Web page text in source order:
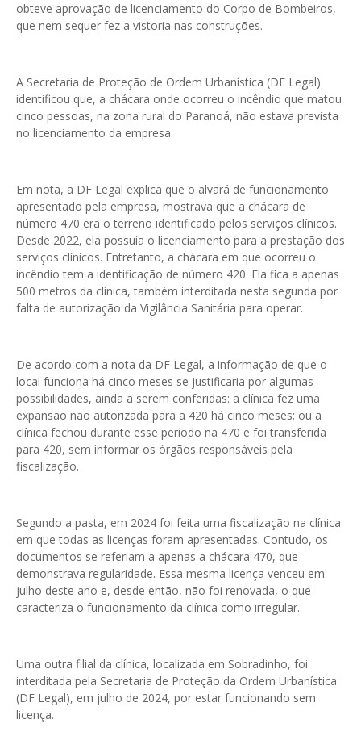
obteve aprovação de licenciamento do Corpo de Bombeiros,
que nem sequer fez a vistoria nas construções.
A Secretaria de Proteção de Ordem Urbanística (DF Legal)
identificou que, a chácara onde ocorreu o incêndio que matou
cinco pessoas, na zona rural do Paranoá, não estava prevista
no licenciamento da empresa.
Em nota, a DF Legal explica que o alvará de funcionamento
apresentado pela empresa, mostrava que a chácara de
número 470 era o terreno identificado pelos serviços clínicos.
Desde 2022, ela possuía o licenciamento para a prestação dos
serviços clínicos. Entretanto, a chácara em que ocorreu o
incêndio tem a identificação de número 420. Ela fica a apenas
500 metros da clínica, também interditada nesta segunda por
falta de autorização da Vigilância Sanitária para operar.
De acordo com a nota da DF Legal, a informação de que o
local funciona há cinco meses se justificaria por algumas
possibilidades, ainda a serem conferidas: a clínica fez uma
expansão não autorizada para a 420 há cinco meses; ou a
clínica fechou durante esse período na 470 e foi transferida
para 420, sem informar os órgãos responsáveis pela
fiscalização.
Segundo a pasta, em 2024 foi feita uma fiscalização na clínica
em que todas as licenças foram apresentadas. Contudo, os
documentos se referiam a apenas a chácara 470, que
demonstrava regularidade. Essa mesma licença venceu em
julho deste ano e, desde então, não foi renovada, o que
caracteriza o funcionamento da clínica como irregular.
Uma outra filial da clínica, localizada em Sobradinho, foi
interditada pela Secretaria de Proteção da Ordem Urbanística
(DF Legal), em julho de 2024, por estar funcionando sem
licença.